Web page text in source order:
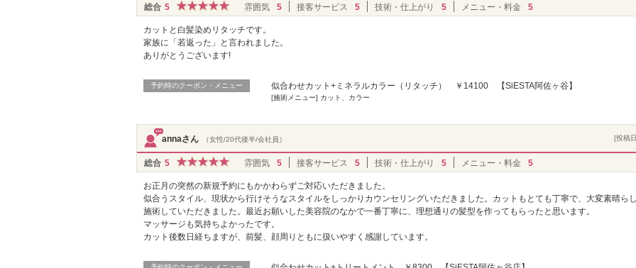
総合 5 雰囲気 5 接客サービス 5 技術・仕上がり 5 メニュー・料金 5
カットと白髪染めリタッチです。
家族に「若返った」と言われました。
ありがとうございます!
予約時のクーポン・メニュー 似合わせカット+ミネラルカラー（リタッチ） ￥14100 【SiESTA阿佐ヶ谷】
[施術メニュー] カット、カラー
annaさん （女性/20代後半/会社員） [投稿
総合 5 雰囲気 5 接客サービス 5 技術・仕上がり 5 メニュー・料金 5
お正月の突然の新規予約にもかかわらずご対応いただきました。
似合うスタイル、現状から行けそうなスタイルをしっかりカウンセリングいただきました。カットもとても丁寧で、大変素晴ら
施術していただきました。最近お願いした美容院のなかで一番丁寧に、理想通りの髪型を作ってもらったと思います。
マッサージも気持ちよかったです。
カット後数日経ちますが、前髪、顔周りともに扱いやすく感謝しています。